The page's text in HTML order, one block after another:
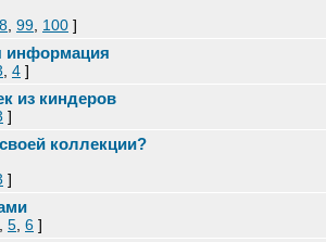
99 100 ]
информация
4 ]
из киндеров
]
коллекции?
]
5 6 ]